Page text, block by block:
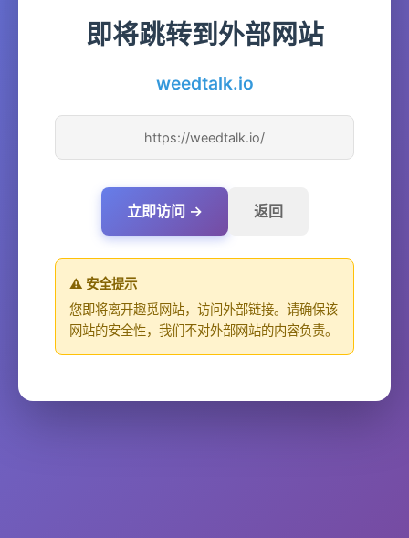
即将跳转到外部网站
weedtalk.io
https://weedtalk.io/
立即访问 → 返回
⚠️ 安全提示
您即将离开趣觅网站，访问外部链接。请确保该
网站的安全性，我们不对外部网站的内容负责。